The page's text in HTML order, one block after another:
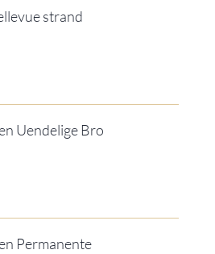
strand
Uendelige Bro
Permanente